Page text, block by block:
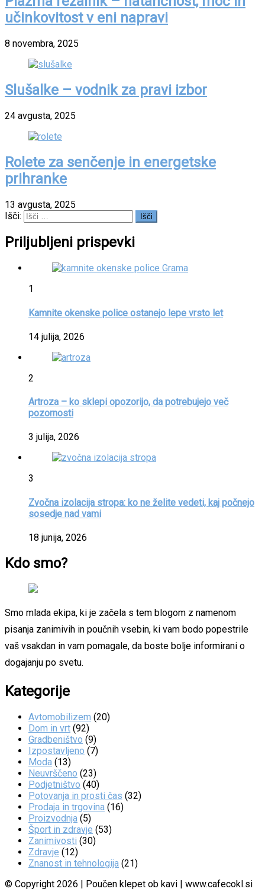
učinkovitost v eni napravi
8 novembra, 2025
Slušalke – vodnik za pravi izbor
24 avgusta, 2025
Rolete za senčenje in energetske
prihranke
13 avgusta, 2025
Išči:
Priljubljeni prispevki
1
Kamnite okenske police ostanejo lepe vrsto let
14 julija, 2026
2
Artroza – ko sklepi opozorijo, da potrebujejo več
pozornosti
3 julija, 2026
3
Zvočna izolacija stropa: ko ne želite vedeti, kaj počnejo
sosedje nad vami
18 junija, 2026
Kdo smo?
Smo mlada ekipa, ki je začela s tem blogom z namenom
pisanja zanimivih in poučnih vsebin, ki vam bodo popestrile
vaš vsakdan in vam pomagale, da boste bolje informirani o
dogajanju po svetu.
Kategorije
Avtomobilizem (20)
Dom in vrt (92)
Gradbeništvo (9)
Izpostavljeno (7)
Moda (13)
Neuvrščeno (23)
Podjetništvo (40)
Potovanja in prosti čas (32)
Prodaja in trgovina (16)
Proizvodnja (5)
Šport in zdravje (53)
Zanimivosti (30)
Zdravje (12)
Znanost in tehnologija (21)
© Copyright 2026 | Poučen klepet ob kavi | www.cafecokl.si